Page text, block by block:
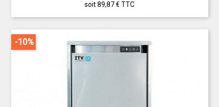
soit 89,87 € TTC
-10%